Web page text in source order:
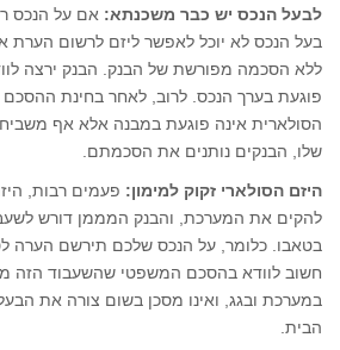
לבעל הנכס יש כבר משכנתא: אם על הנכס
בעל הנכס לא יוכל לאפשר ליזם לרשום הערת
ללא הסכמה מפורשת של הבנק. הבנק ירצה
פוגעת בערך הנכס. לרוב, לאחר בחינת
הסולארית אינה פוגעת במבנה אלא אף
שלו, הבנקים נותנים את הסכמתם.
היזם הסולארי זקוק למימון: פעמים רבות,
להקים את המערכת, והבנק המממן דורש
בטאבו. כלומר, על הנכס שלכם תירשם הערה
חשוב לוודא בהסכם המשפטי שהשעבוד הזה
במערכת ובגג, ואינו מסכן בשום צורה את
הבית.